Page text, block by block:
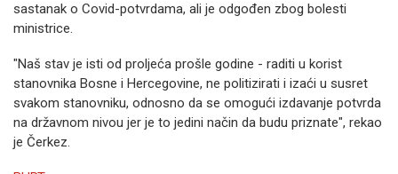
sastanak o Covid-potvrdama, ali je odgođen zbog bolesti
ministrice.
"Naš stav je isti od proljeća prošle godine - raditi u korist
stanovnika Bosne i Hercegovine, ne politizirati i izaći u susret
svakom stanovniku, odnosno da se omogući izdavanje potvrda
na državnom nivou jer je to jedini način da budu priznate", rekao
je Čerkez.